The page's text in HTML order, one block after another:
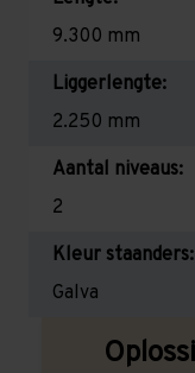
9.300 mm
Liggerlengte:
2.250 mm
Aantal niveaus:
2
Kleur staanders:
Galva